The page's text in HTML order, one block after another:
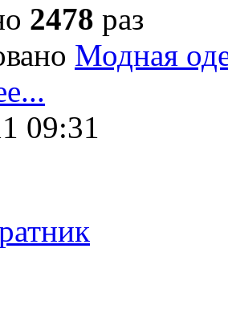
2478 раз
Модная
09:31